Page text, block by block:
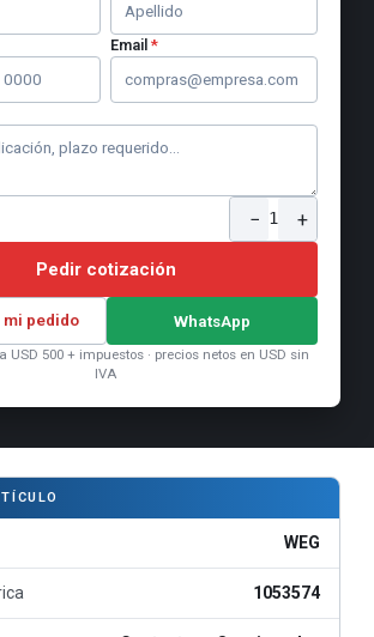
Email *
− 1 +
Pedir cotización
pedido WhatsApp
500 + impuestos · precios netos en USD sin
IVA
WEG
1053574